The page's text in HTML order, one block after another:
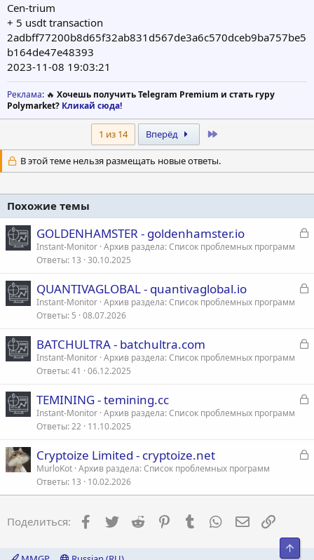
Cen-trium
+ 5 usdt transaction
2adbff77200b8d65f32ab831d567de3a6c570dceb9ba757be5
b164de47e48393
2023-11-08 19:03:21
Реклама: 🔥 Хочешь получить Telegram Premium и стать гуру
Polymarket? Кликай сюда!
1 из 14 Вперёд
В этой теме нельзя размещать новые ответы.
Похожие темы
З
GOLDENHAMSTER - goldenhamster.io
Instant-Monitor Архив раздела: Список проблемных программ
Ответы 13 30.10.2025
З
QUANTIVAGLOBAL - quantivaglobal.io
Instant-Monitor Архив раздела: Список проблемных программ
Ответы 5 08.07.2026
З
BATCHULTRA - batchultra.com
Instant-Monitor Архив раздела: Список проблемных программ
Ответы 41 06.12.2025
З
TEMINING - temining.cc
Instant-Monitor Архив раздела: Список проблемных программ
Ответы 22 11.10.2025
З
р
Cryptoize Limited - cryptoize.net
MurloKot Архив раздела: Список проблемных программ
Ответы 13 10.02.2026
Поделиться: Facebook
Twitter Reddit PinterestTumblr WhatsApp